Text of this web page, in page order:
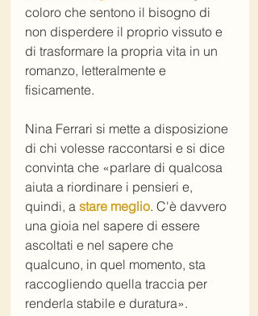
coloro che sentono il bisogno di
non disperdere il proprio vissuto e
di trasformare la propria vita in un
romanzo, letteralmente e
fisicamente.
Nina Ferrari si mette a disposizione
di chi volesse raccontarsi e si dice
convinta che «parlare di qualcosa
aiuta a riordinare i pensieri e,
quindi, a stare meglio. C'è davvero
una gioia nel sapere di essere
ascoltati e nel sapere che
qualcuno, in quel momento, sta
raccogliendo quella traccia per
renderla stabile e duratura».